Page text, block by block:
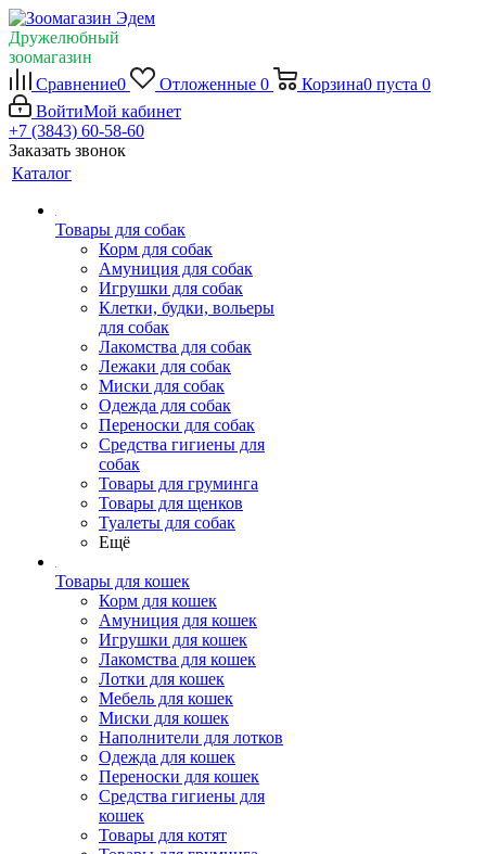
Дружелюбный
зоомагазин
Сравнение0 Отложенные 0 Корзина0 пуста 0
ВойтиМой кабинет
+7 (3843) 60-58-60
Заказать звонок
Каталог
Товары для собак
Корм для собак
Амуниция для собак
Игрушки для собак
Клетки, будки, вольеры
для собак
Лакомства для собак
Лежаки для собак
Миски для собак
Одежда для собак
Переноски для собак
Средства гигиены для
собак
Товары для груминга
Товары для щенков
Туалеты для собак
Ещё
Товары для кошек
Корм для кошек
Амуниция для кошек
Игрушки для кошек
Лакомства для кошек
Лотки для кошек
Мебель для кошек
Миски для кошек
Наполнители для лотков
Одежда для кошек
Переноски для кошек
Средства гигиены для
кошек
Товары для котят